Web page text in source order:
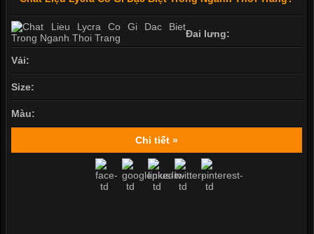
Đai lưng:
Vải:
Size:
Màu:
Chi tiết »